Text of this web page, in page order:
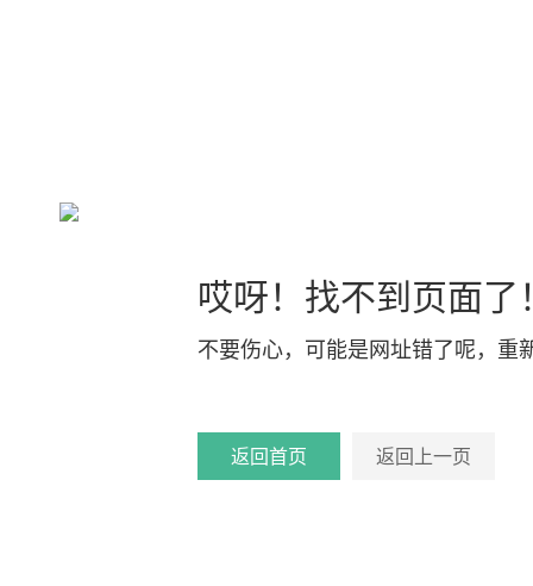
哎呀！找不到页面了
不要伤心，可能是网址错了呢，重
返回首页 返回上一页